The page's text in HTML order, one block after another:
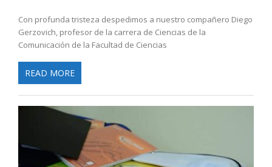
Con profunda tristeza despedimos a nuestro compañero Diego
Gerzovich, profesor de la carrera de Ciencias de la
Comunicación de la Facultad de Ciencias
READ MORE